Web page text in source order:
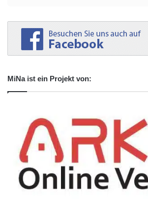
MiNa ist ein Projekt von: